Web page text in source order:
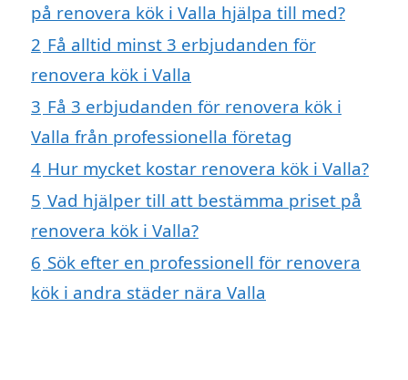
på renovera kök i Valla hjälpa till med?
2 Få alltid minst 3 erbjudanden för
renovera kök i Valla
3 Få 3 erbjudanden för renovera kök i
Valla från professionella företag
4 Hur mycket kostar renovera kök i Valla?
5 Vad hjälper till att bestämma priset på
renovera kök i Valla?
6 Sök efter en professionell för renovera
kök i andra städer nära Valla